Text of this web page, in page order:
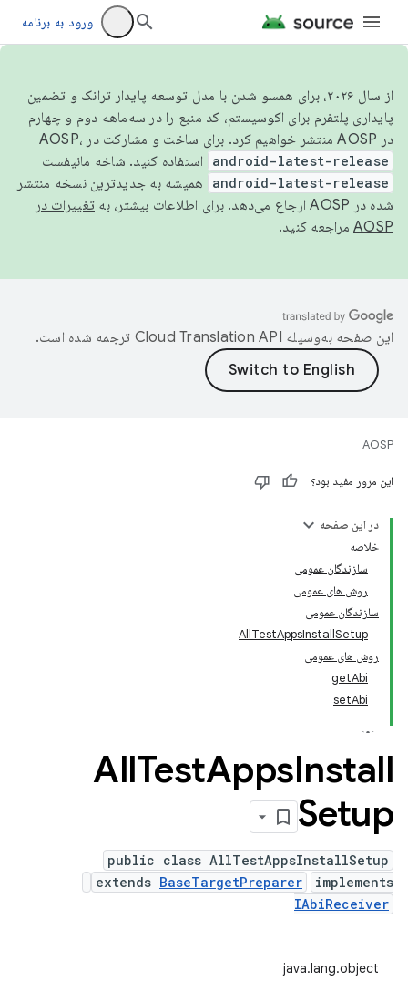
ورود به برنامه
از سال ۲۰۲۶، برای همسو شدن با مدل توسعه پایدار ترانک و تضمین
پایداری پلتفرم برای اکوسیستم، کد منبع را در سه‌ماهه دوم و چهارم
در AOSP منتشر خواهیم کرد. برای ساخت و مشارکت در AOSP،
android-latest-release استفاده کنید. شاخه مانیفست
android-latest-release
همیشه به جدیدترین نسخه منتشر
شده در AOSP ارجاع می‌دهد. برای اطلاعات بیشتر، به
تغییرات در
AOSP مراجعه کنید.
این صفحه به‌وسیله ترجمه شده است.
AOSP
این مرور مفید بود؟
در این صفحه
خلاصه
سازندگان عمومی
روش های عمومی
سازندگان عمومی
AllTestAppsInstallSetup
روش های عمومی
getAbi
setAbi
AllTestAppsInstall
Setup
public class AllTestAppsInstallSetup
extends BaseTargetPreparer
implements
IAbiReceiver
java.lang.object